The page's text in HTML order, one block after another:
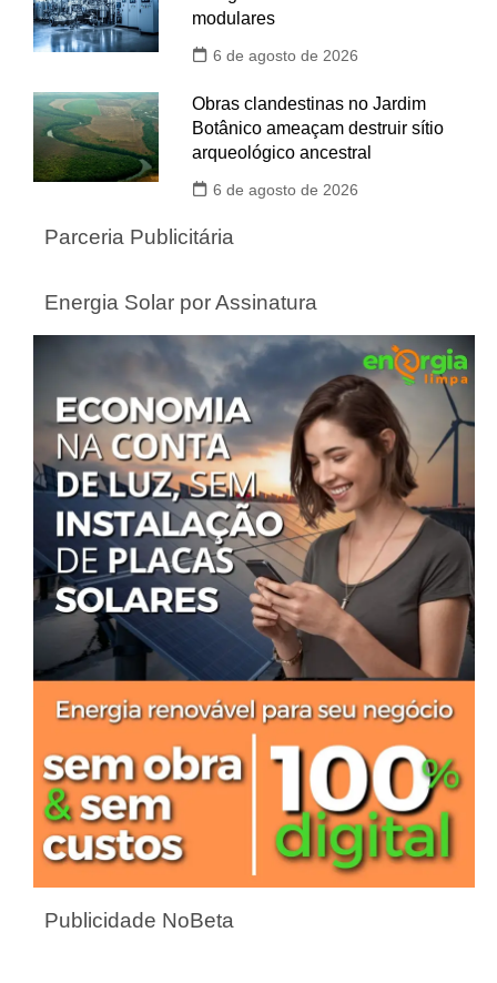
modulares
6 de agosto de 2026
Obras clandestinas no Jardim
Botânico ameaçam destruir sítio
arqueológico ancestral
6 de agosto de 2026
Parceria Publicitária
Energia Solar por Assinatura
Publicidade NoBeta